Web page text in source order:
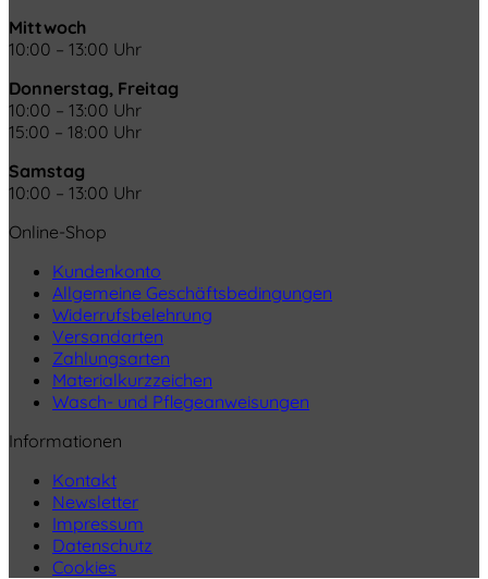
Mittwoch
10:00 – 13:00 Uhr
Donnerstag, Freitag
10:00 – 13:00 Uhr
15:00 – 18:00 Uhr
Samstag
10:00 – 13:00 Uhr
Online-Shop
Kundenkonto
Allgemeine Geschäftsbedingungen
Widerrufsbelehrung
Versandarten
Zahlungsarten
Materialkurzzeichen
Wasch- und Pflegeanweisungen
Informationen
Kontakt
Newsletter
Impressum
Datenschutz
Cookies